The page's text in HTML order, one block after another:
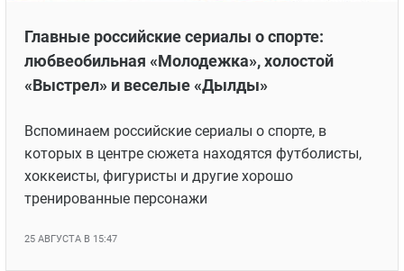
Главные российские сериалы о спорте:
любвеобильная «Молодежка», холостой
«Выстрел» и веселые «Дылды»
Вспоминаем российские сериалы о спорте, в
которых в центре сюжета находятся футболисты,
хоккеисты, фигуристы и другие хорошо
тренированные персонажи
25 АВГУСТА В 15:47